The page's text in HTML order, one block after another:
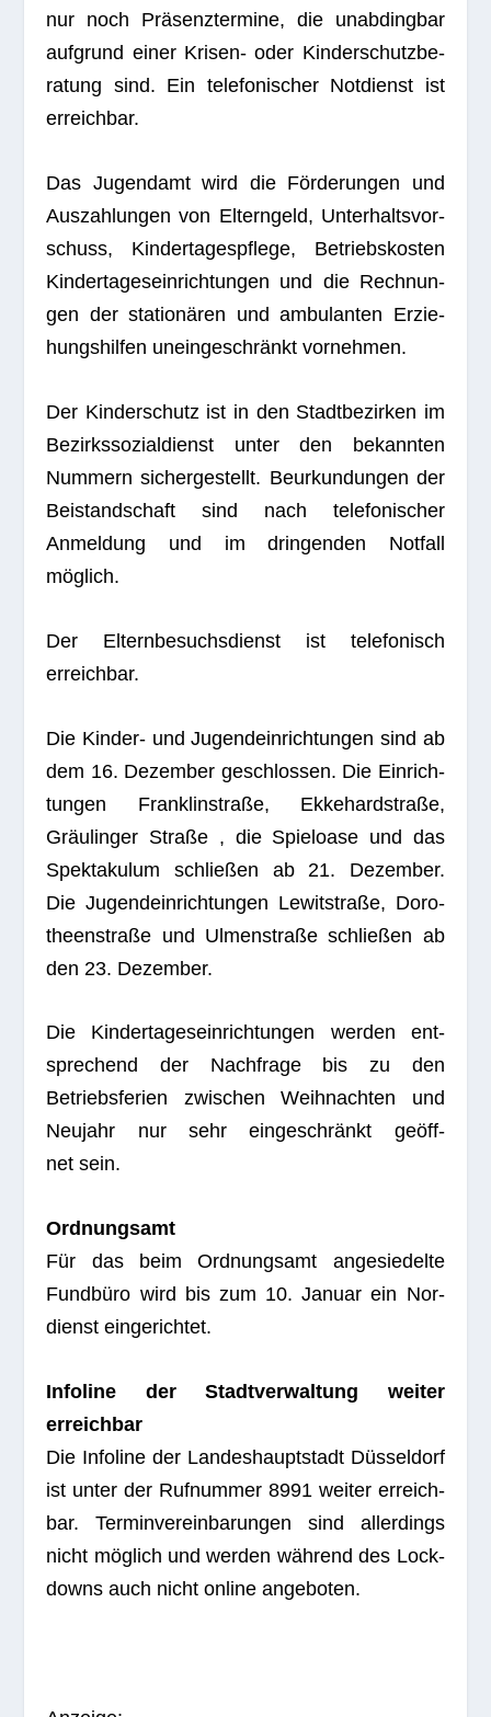
nur noch Prä­senz­ter­mine, die unab­ding­bar
auf­grund einer Kri­sen- oder Kin­der­schutz­be­
ra­tung sind. Ein tele­fo­ni­scher Not­dienst ist
erreichbar.
Das Jugend­amt wird die För­de­run­gen und
Aus­zah­lun­gen von Eltern­geld, Unter­halts­vor­
schuss, Kin­der­ta­ges­pflege, Betriebs­kos­ten
Kin­der­ta­ges­ein­rich­tun­gen und die Rech­nun­
gen der sta­tio­nä­ren und ambu­lan­ten Erzie­
hungs­hil­fen unein­ge­schränkt vornehmen.
Der Kin­der­schutz ist in den Stadt­be­zir­ken im
Bezirks­so­zi­al­dienst unter den bekann­ten
Num­mern sicher­ge­stellt. Beur­kun­dun­gen der
Bei­stand­schaft sind nach tele­fo­ni­scher
Anmel­dung und im drin­gen­den Not­fall
möglich.
Der Eltern­be­suchs­dienst ist tele­fo­nisch
erreichbar.
Die Kin­der- und Jugend­ein­rich­tun­gen sind ab
dem 16. Dezem­ber geschlos­sen. Die Ein­rich­
tun­gen Fran­k­lin­straße, Ekke­hard­straße,
Gräu­lin­ger Straße , die Spiel­oase und das
Spek­ta­ku­lum schlie­ßen ab 21. Dezem­ber.
Die Jugend­ein­rich­tun­gen Lewit­straße, Doro­
theen­straße und Ulmen­straße schlie­ßen ab
den 23. Dezember.
Die Kin­der­ta­ges­ein­rich­tun­gen wer­den ent­
spre­chend der Nach­frage bis zu den
Betriebs­fe­rien zwi­schen Weih­nach­ten und
Neu­jahr nur sehr ein­ge­schränkt geöff­
net sein.
Ord­nungs­amt
Für das beim Ord­nungs­amt ange­sie­delte
Fund­büro wird bis zum 10. Januar ein Nor­
dienst eingerichtet.
Info­line der Stadt­ver­wal­tung wei­ter
erreichbar
Die Info­line der Lan­des­haupt­stadt Düs­sel­dorf
ist unter der Ruf­num­mer 8991 wei­ter erreich­
bar. Ter­min­ver­ein­ba­run­gen sind aller­dings
nicht mög­lich und wer­den wäh­rend des Lock­
downs auch nicht online angeboten.